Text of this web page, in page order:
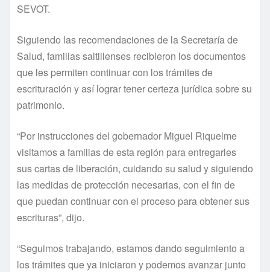
SEVOT.
Siguiendo las recomendaciones de la Secretaría de
Salud, familias saltillenses recibieron los documentos
que les permiten continuar con los trámites de
escrituración y así lograr tener certeza jurídica sobre su
patrimonio.
“Por instrucciones del gobernador Miguel Riquelme
visitamos a familias de esta región para entregarles
sus cartas de liberación, cuidando su salud y siguiendo
las medidas de protección necesarias, con el fin de
que puedan continuar con el proceso para obtener sus
escrituras”, dijo.
“Seguimos trabajando, estamos dando seguimiento a
los trámites que ya iniciaron y podemos avanzar junto